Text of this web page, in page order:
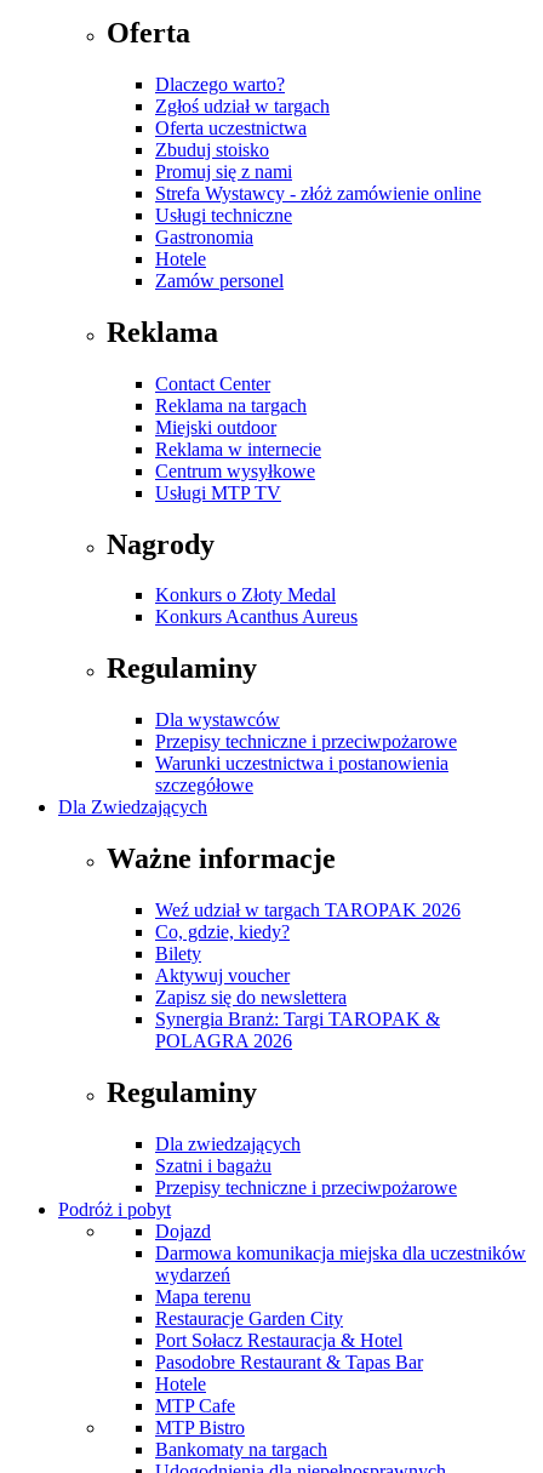
Oferta
Dlaczego warto?
Zgłoś udział w targach
Oferta uczestnictwa
Zbuduj stoisko
Promuj się z nami
Strefa Wystawcy - złóż zamówienie online
Usługi techniczne
Gastronomia
Hotele
Zamów personel
Reklama
Contact Center
Reklama na targach
Miejski outdoor
Reklama w internecie
Centrum wysyłkowe
Usługi MTP TV
Nagrody
Konkurs o Złoty Medal
Konkurs Acanthus Aureus
Regulaminy
Dla wystawców
Przepisy techniczne i przeciwpożarowe
Warunki uczestnictwa i postanowienia
szczegółowe
Dla Zwiedzających
Ważne informacje
Weź udział w targach TAROPAK 2026
Co, gdzie, kiedy?
Bilety
Aktywuj voucher
Zapisz się do newslettera
Synergia Branż: Targi TAROPAK &
POLAGRA 2026
Regulaminy
Dla zwiedzających
Szatni i bagażu
Przepisy techniczne i przeciwpożarowe
Podróż i pobyt
Dojazd
Darmowa komunikacja miejska dla uczestników
wydarzeń
Mapa terenu
Restauracje Garden City
Port Sołacz Restauracja & Hotel
Pasodobre Restaurant & Tapas Bar
Hotele
MTP Cafe
MTP Bistro
Bankomaty na targach